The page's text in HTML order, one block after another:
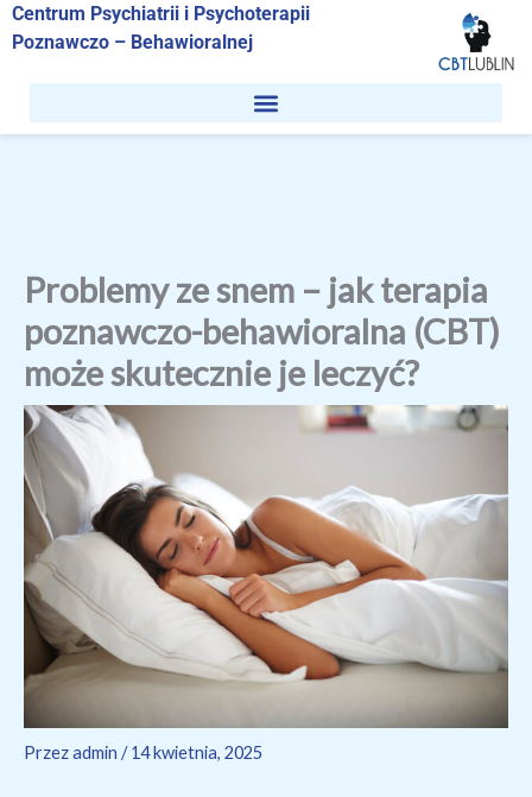
Przejdź
do
Centrum Psychiatrii i Psychoterapii
Poznawczo – Behawioralnej
Problemy ze snem – jak terapia
poznawczo-behawioralna (CBT)
może skutecznie je leczyć?
Przezadmin /14 kwietnia, 2025